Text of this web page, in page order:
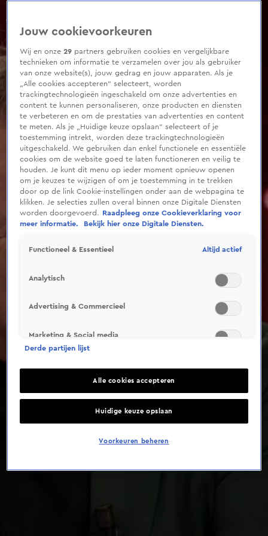
of
27
seconds
Jouw cookievoorkeuren
Wij en onze29 partners gebruiken cookies en vergelijkbare
technieken om informatie te verzamelen over jou als gebruiker
van onze website(s), jouw gedrag en jouw apparaten. Als je
„Alle cookies accepteren” selecteert, worden
trackingtechnologieën ingeschakeld om onze advertenties en
content te kunnen personaliseren, onze producten en diensten
te verbeteren en om de prestaties van advertenties en content
te meten. Als je „Huidige keuze opslaan” selecteert of je
toestemming intrekt, worden deze trackingtechnologieën
uitgeschakeld. We gebruiken dan enkel functionele en essentiële
cookies om de website goed te laten functioneren en veilig te
houden. Je kunt dit menu op ieder moment opnieuw openen
om je keuzes te wijzigen of om je toestemming in te trekken
door op de link Cookie-instellingen onder aan de webpagina te
klikken. Je selecties zullen overal binnen onze Digitale Diensten
worden doorgevoerd.
Raadpleeg onze Cookieverklaring voor
meer informatie.
Bekijk hier onze Digitale Diensten.
Functioneel & Essentieel Altijd actief
Analytisch
Advertising & Commercieel
Marketing & Social media
Derde partijen lijst
Alle cookies accepteren
Huidige keuze opslaan
Voorkeuren beheren